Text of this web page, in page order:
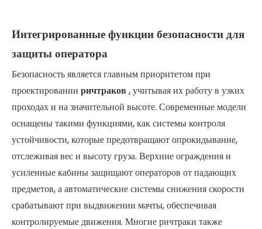
Интегрированные функции безопасности для
защиты оператора
Безопасность является главным приоритетом при
проектировании ричтраков , учитывая их работу в узких
проходах и на значительной высоте. Современные модели
оснащены такими функциями, как системы контроля
устойчивости, которые предотвращают опрокидывание,
отслеживая вес и высоту груза. Верхние ограждения и
усиленные кабины защищают операторов от падающих
предметов, а автоматические системы снижения скорости
срабатывают при выдвижении мачты, обеспечивая
контролируемые движения. Многие ричтраки также